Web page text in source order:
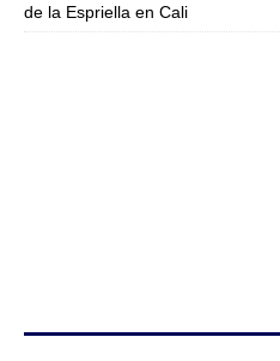
de la Espriella en Cali